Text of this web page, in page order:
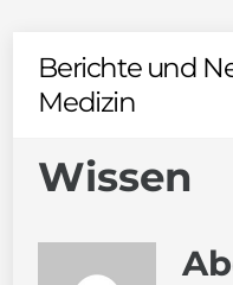
Berichte und
Medizin
Wissen